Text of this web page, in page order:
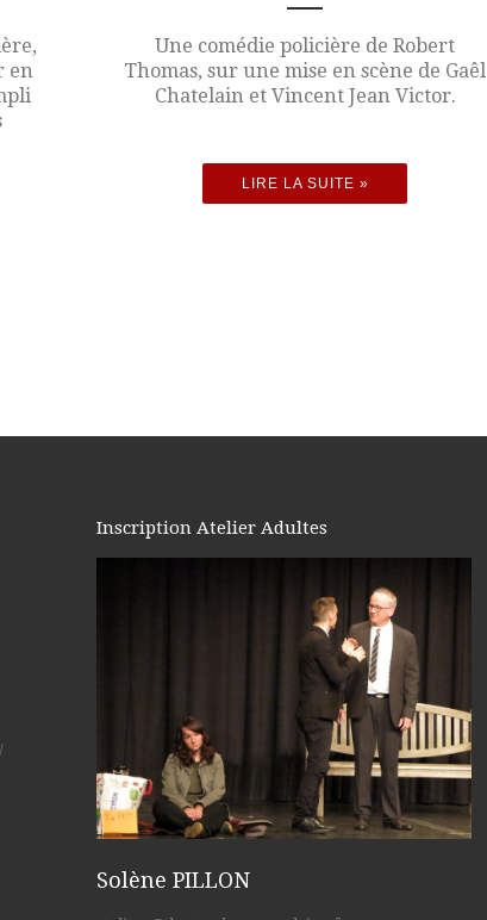
en
Une comédie policière de Robert
Thomas, sur une mise en scène de Gaêl
Chatelain et Vincent Jean Victor.
LIRE LA SUITE »
Inscription Atelier Adultes
Solène PILLON